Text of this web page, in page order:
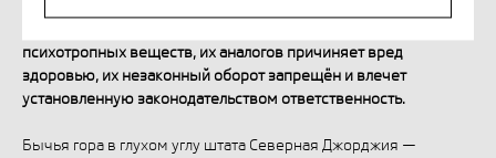
психотропных веществ, их аналогов причиняет вред
здоровью, их незаконный оборот запрещён и влечет
установленную законодательством ответственность.
Бычья гора в глухом углу штата Северная Джорджия —